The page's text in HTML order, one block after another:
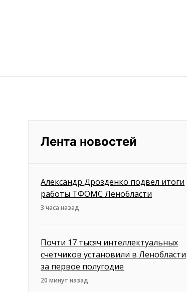
Лента новостей
Александр Дрозденко подвел итоги
работы ТФОМС Ленобласти
3 часа назад
Почти 17 тысяч интеллектуальных
счетчиков установили в Ленобласти
за первое полугодие
20 минут назад